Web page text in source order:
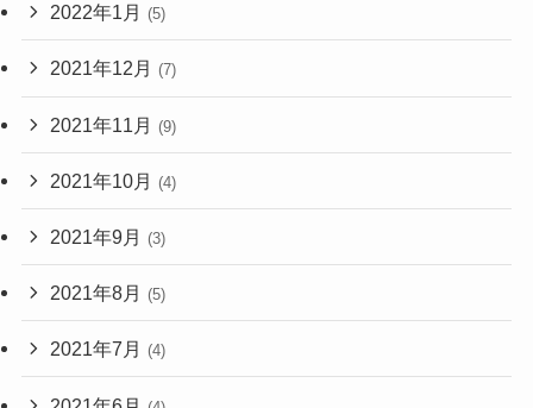
2022年1月 (5)
2021年12月 (7)
2021年11月 (9)
2021年10月 (4)
2021年9月 (3)
2021年8月 (5)
2021年7月 (4)